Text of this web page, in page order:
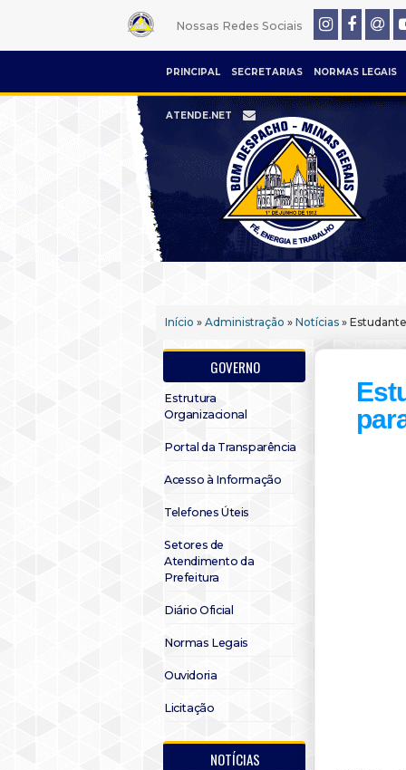
Nossas Redes Sociais
PRINCIPAL SECRETARIAS NORMAS LEGAIS
ATENDE.NET
Início » Administração » Notícias »
GOVERNO
Estrutura
Organizacional
Portal da Transparência
Acesso à Informação
Telefones Úteis
Setores de
Atendimento da
Prefeitura
Diário Oficial
Normas Legais
Ouvidoria
Licitação
NOTÍCIAS